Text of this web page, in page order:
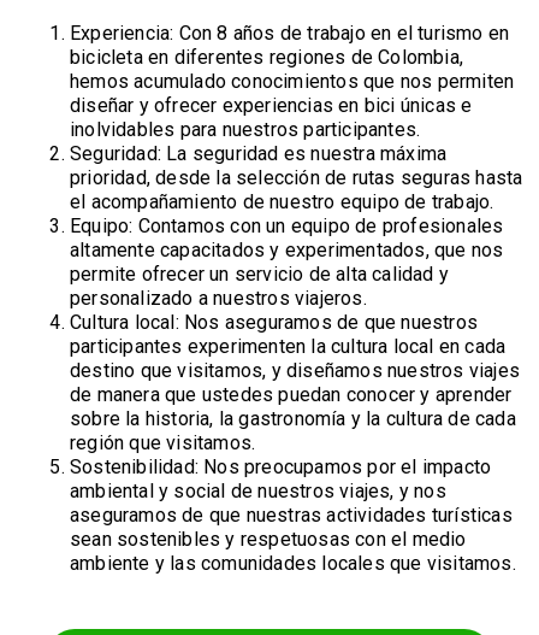
Experiencia: Con 8 años de trabajo en el turismo en
bicicleta en diferentes regiones de Colombia,
hemos acumulado conocimientos que nos permiten
diseñar y ofrecer experiencias en bici únicas e
inolvidables para nuestros participantes.
Seguridad: La seguridad es nuestra máxima
prioridad, desde la selección de rutas seguras hasta
el acompañamiento de nuestro equipo de trabajo.
Equipo: Contamos con un equipo de profesionales
altamente capacitados y experimentados, que nos
permite ofrecer un servicio de alta calidad y
personalizado a nuestros viajeros.
Cultura local: Nos aseguramos de que nuestros
participantes experimenten la cultura local en cada
destino que visitamos, y diseñamos nuestros viajes
de manera que ustedes puedan conocer y aprender
sobre la historia, la gastronomía y la cultura de cada
región que visitamos.
Sostenibilidad: Nos preocupamos por el impacto
ambiental y social de nuestros viajes, y nos
aseguramos de que nuestras actividades turísticas
sean sostenibles y respetuosas con el medio
ambiente y las comunidades locales que visitamos.